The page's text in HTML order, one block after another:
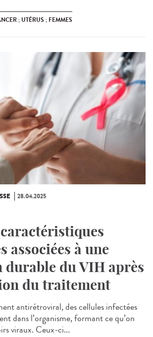
; UTÉRUS ; FEMMES
28.04.2025
associées à une
durable du VIH après
du traitement
antirétroviral, des cellules infectées
dans l’organisme, formant ce qu’on
viraux. Ceux-ci...